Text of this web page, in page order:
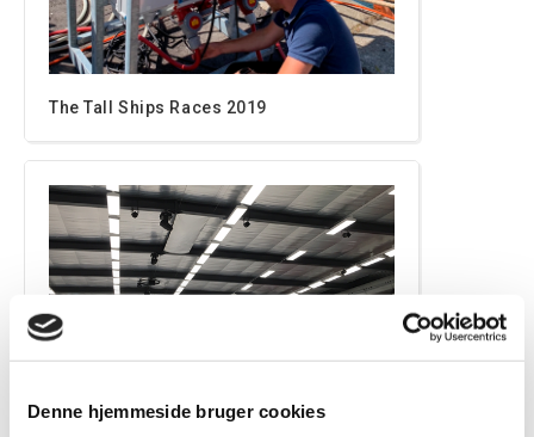
Denne hjemmeside bruger cookies
The Tall Ships Races 2019